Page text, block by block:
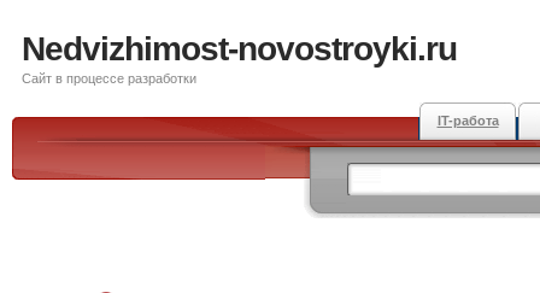
Nedvizhimost-novostroyki.ru
Сайт в процессе разработки
IT-работа